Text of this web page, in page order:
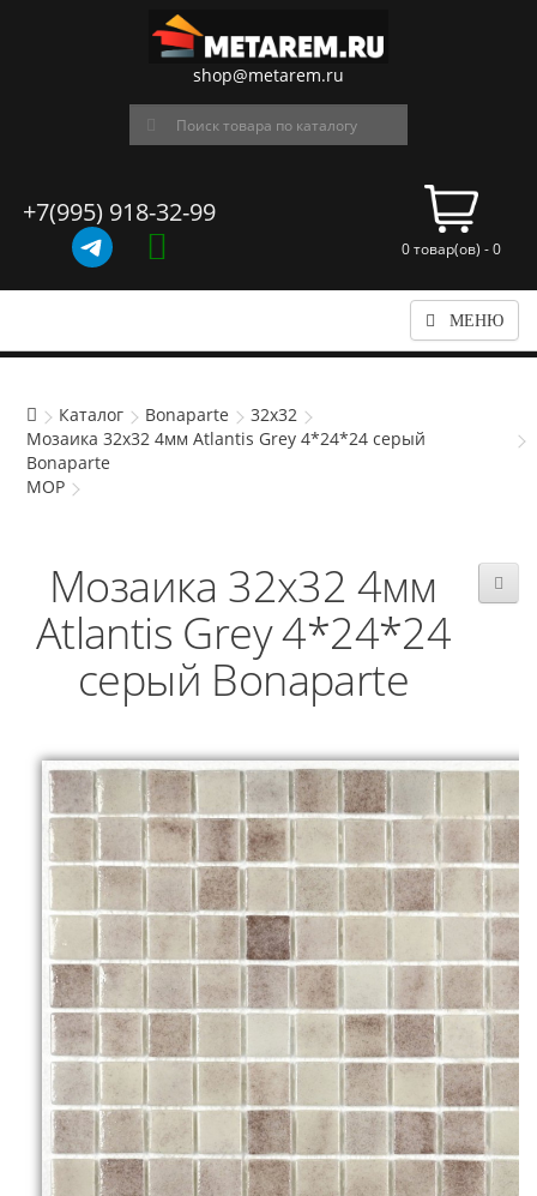
shop@metarem.ru
+7(995) 918-32-99
0 товар(ов) - 0
МЕНЮ
Каталог Bonaparte
32x32
Мозаика 32x32 4мм Atlantis Grey 4*24*24 серый
Bonaparte
MOP
Мозаика 32x32 4мм
Atlantis Grey 4*24*24
серый Bonaparte